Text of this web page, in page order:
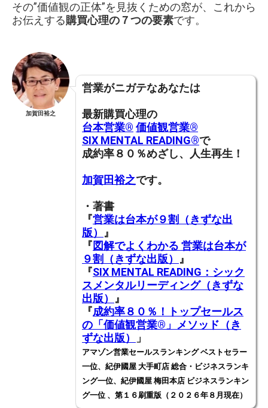
その”価値観の正体”を見抜くための窓が、これから
お伝えする購買心理の７つの要素です。
加賀田裕之
営業がニガテなあなたは
最新購買心理の
台本営業®︎ 価値観営業®︎
SIX MENTAL READING®︎で
成約率８０％めざし、人生再生！
加賀田裕之です。
・著書
『営業は台本が９割（きずな出
版） 』
『図解でよくわかる 営業は台本が
９割（きずな出版） 』
『SIX MENTAL READING：シック
スメンタルリーディング（きずな
出版） 』
『成約率８０％！トップセールス
の「価値観営業®️」メソッド（き
ずな出版）
」
アマゾン営業セールスランキング ベストセラー
一位、紀伊國屋 大手町店 総合・ビジネスランキ
ング一位、紀伊國屋 梅田本店 ビジネスランキン
グ一位 、第１６刷重版（２０２６年８月現在）